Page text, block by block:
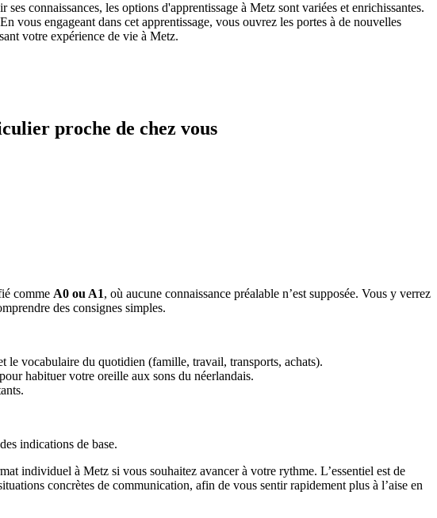
connaissances, les options d'apprentissage à Metz sont variées et enrichissantes.
vous engageant dans cet apprentissage, vous ouvrez les portes à de nouvelles
votre expérience de vie à Metz.
proche de chez vous
comme A0 ou A1, où aucune connaissance préalable n’est supposée. Vous y verrez
des consignes simples.
le vocabulaire du quotidien (famille, travail, transports, achats).
habituer votre oreille aux sons du néerlandais.
indications de base.
individuel à Metz si vous souhaitez avancer à votre rythme. L’essentiel est de
concrètes de communication, afin de vous sentir rapidement plus à l’aise en